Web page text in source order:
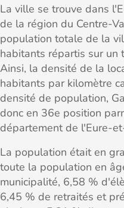
La ville se trouve dans
de la région du Centre-
population totale de la
habitants répartis sur un
Ainsi, la densité de la
habitants par kilomètre
densité de population,
donc en 36e position
département de l'Eure-
La population était en
toute la population en
municipalité, 6,58 %
6,45 % de retraités et